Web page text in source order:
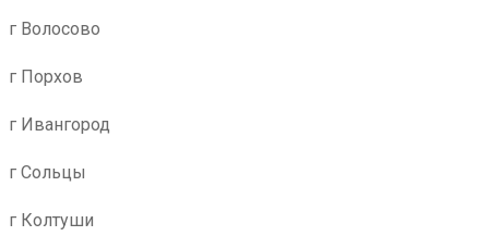
г Волосово
г Порхов
г Ивангород
г Сольцы
г Колтуши